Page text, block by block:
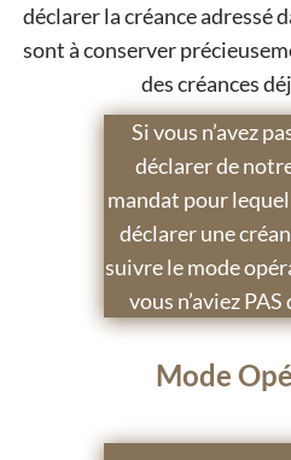
déclarer la créance adressé
sont à conserver
des créances
Si vous n’avez
déclarer de
mandat pour
déclarer une
suivre le mode
vous n’aviez
Mode